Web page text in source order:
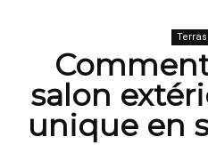
salon
unique en